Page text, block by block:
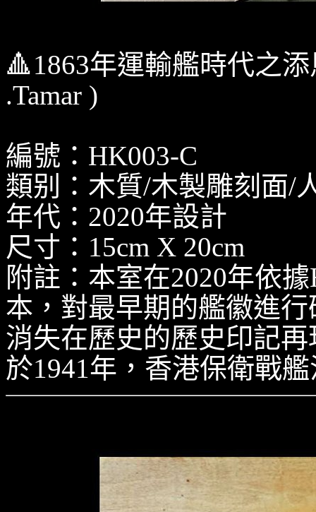
🔺1863年運輸艦時代之
.Tamar )
編號：HK003-C
類别：木質/木製雕刻面/
年代：2020年設計
尺寸：15cm X 20cm
附註：本室在2020年依
本，對最早期的艦徽進
消失在歷史的歷史印記
於1941年，香港保衛戰